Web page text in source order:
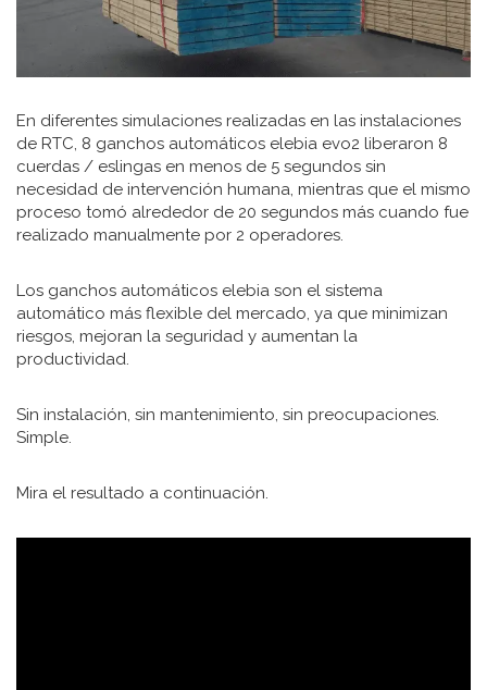
En diferentes simulaciones realizadas en las instalaciones
de RTC, 8 ganchos automáticos elebia evo2 liberaron 8
cuerdas / eslingas en menos de 5 segundos sin
necesidad de intervención humana, mientras que el mismo
proceso tomó alrededor de 20 segundos más cuando fue
realizado manualmente por 2 operadores.
Los ganchos automáticos elebia son el sistema
automático más flexible del mercado, ya que minimizan
riesgos, mejoran la seguridad y aumentan la
productividad.
Sin instalación, sin mantenimiento, sin preocupaciones.
Simple.
Mira el resultado a continuación.